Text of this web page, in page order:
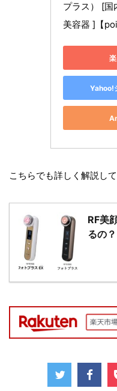
プラス） [国
美容器 ]【
Yahoo!
こちらでも詳しく解説し
RF美
るの